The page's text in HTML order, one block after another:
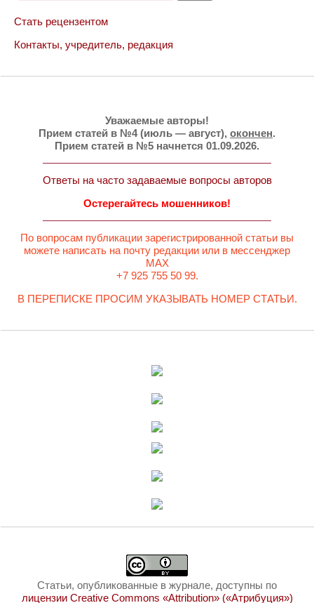
Стать рецензентом
Контакты, учредитель, редакция
Уважаемые авторы!
Прием статей в №4 (июль — август), окончен.
Прием статей в №5 начнется 01.09.2026.
Ответы на часто задаваемые вопросы авторов
Остерегайтесь мошенников!
По вопросам публикации зарегистрированной статьи вы
можете написать на почту редакции или в мессенджер
MAX
+7 925 755 50 99.
В ПЕРЕПИСКЕ ПРОСИМ УКАЗЫВАТЬ НОМЕР СТАТЬИ.
Статьи, опубликованные в журнале, доступны по
лицензии Creative Commons «Attribution» («Атрибуция»)